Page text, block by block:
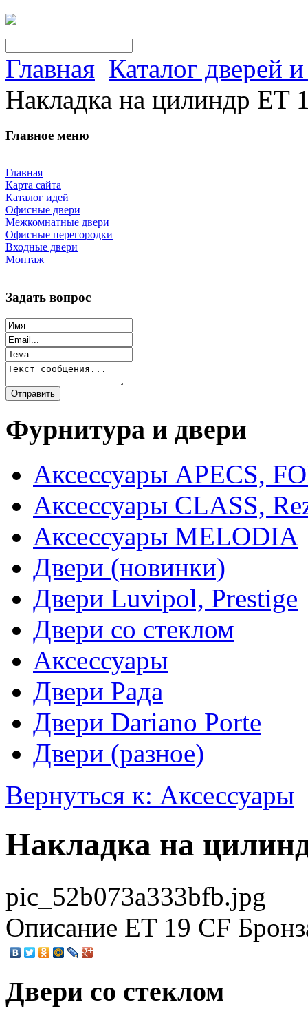
Главная Каталог дверей
Накладка на цилиндр ET
Главное меню
Главная
Карта сайта
Каталог идей
Офисные двери
Межкомнатные двери
Офисные перегородки
Входные двери
Монтаж
Задать вопрос
Фурнитура и двери
Аксессуары APECS,
Аксессуары CLASS,
Аксессуары MELODIA
Двери (новинки)
Двери Luvipol, Prestige
Двери со стеклом
Аксессуары
Двери Рада
Двери Dariano Porte
Двери (разное)
Вернуться к: Аксессуары
Накладка на
pic_52b073a333bfb.jpg
Описание ET 19 CF
Двери со стеклом